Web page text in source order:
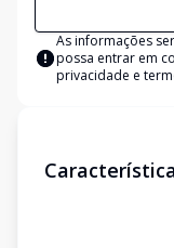
As informações
possa entrar em
privacidade e